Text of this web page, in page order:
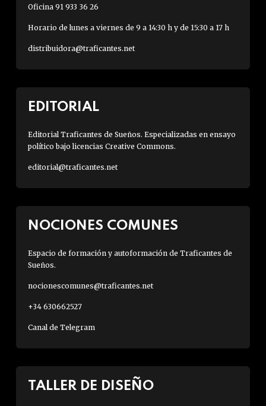
Oficina 91 933 36 26
Horario de lunes a viernes de 9 a 14:30 h y de 15:30 a 17 h
distribuidora@traficantes.net
EDITORIAL
Editorial Traficantes de Sueños. Especializadas en ensayo
político bajo licencias Creative Commons.
editorial@traficantes.net
NOCIONES COMUNES
Espacio de formación y autoformación de Traficantes de
Sueños.
nocionescomunes@traficantes.net
+34 630662527
Canal de Telegram
TALLER DE DISEÑO